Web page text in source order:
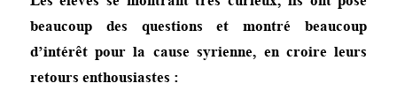
beaucoup des questions et montré beaucoup
d’intérêt pour la cause syrienne, en croire leurs
retours enthousiastes :